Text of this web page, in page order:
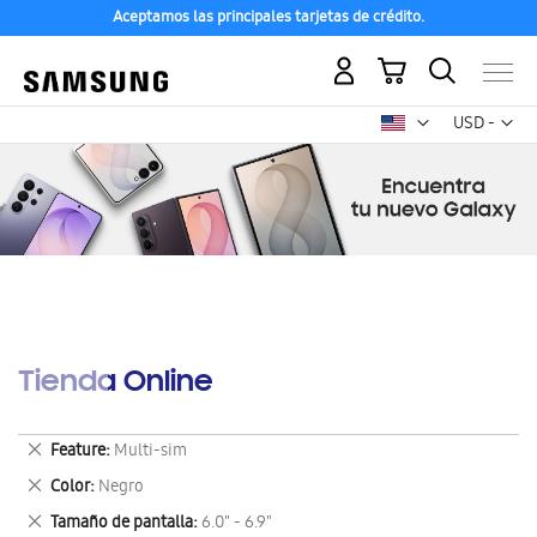
Aceptamos las principales tarjetas de crédito.
USD -
dólar
Mi carrito
Tienda Online
Feature Multi-sim
Eliminar
este
artículo
Color Negro
Eliminar
este
Tamaño de pantalla 6.0" - 6.9"
Eliminar